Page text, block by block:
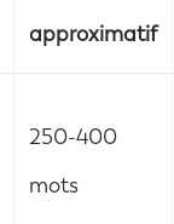
approximatif
250-400
mots